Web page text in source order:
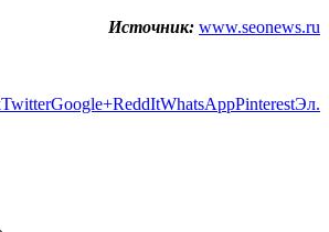
Источник: www.seonews.ru
TwitterGoogle+ReddItWhatsAppPinterestЭл.